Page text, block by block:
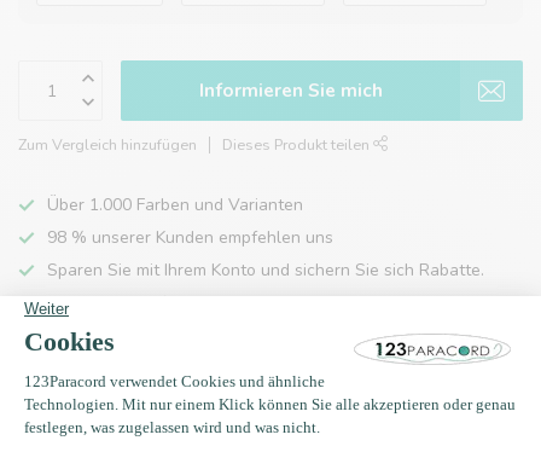
Informieren Sie mich
Zum Vergleich hinzufügen Dieses Produkt teilen
Über 1.000 Farben und Varianten
98 % unserer Kunden empfehlen uns
Sparen Sie mit Ihrem Konto und sichern Sie sich Rabatte.
Kostenlose Lieferung nach Hause ab 150 €
Produktbeschreibung